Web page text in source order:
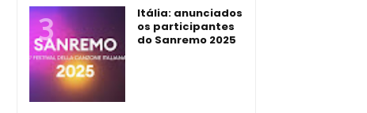
Itália: anunciados
os participantes
do Sanremo 2025